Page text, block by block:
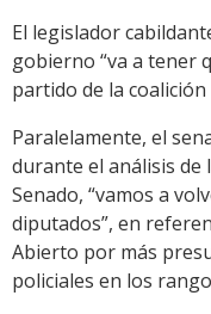
El legislador
gobierno “va a tener
partido de la
Paralelamente, el
durante el análisis de
Senado, “vamos a
diputados”, en
Abierto por más
policiales en los